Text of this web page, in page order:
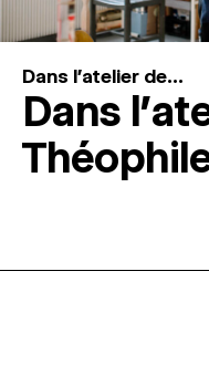
Dans l'atelier de...
Dans